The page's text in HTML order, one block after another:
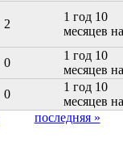
2
1 год 10
месяцев
0
1 год 10
месяцев
0
1 год 10
месяцев
последняя »